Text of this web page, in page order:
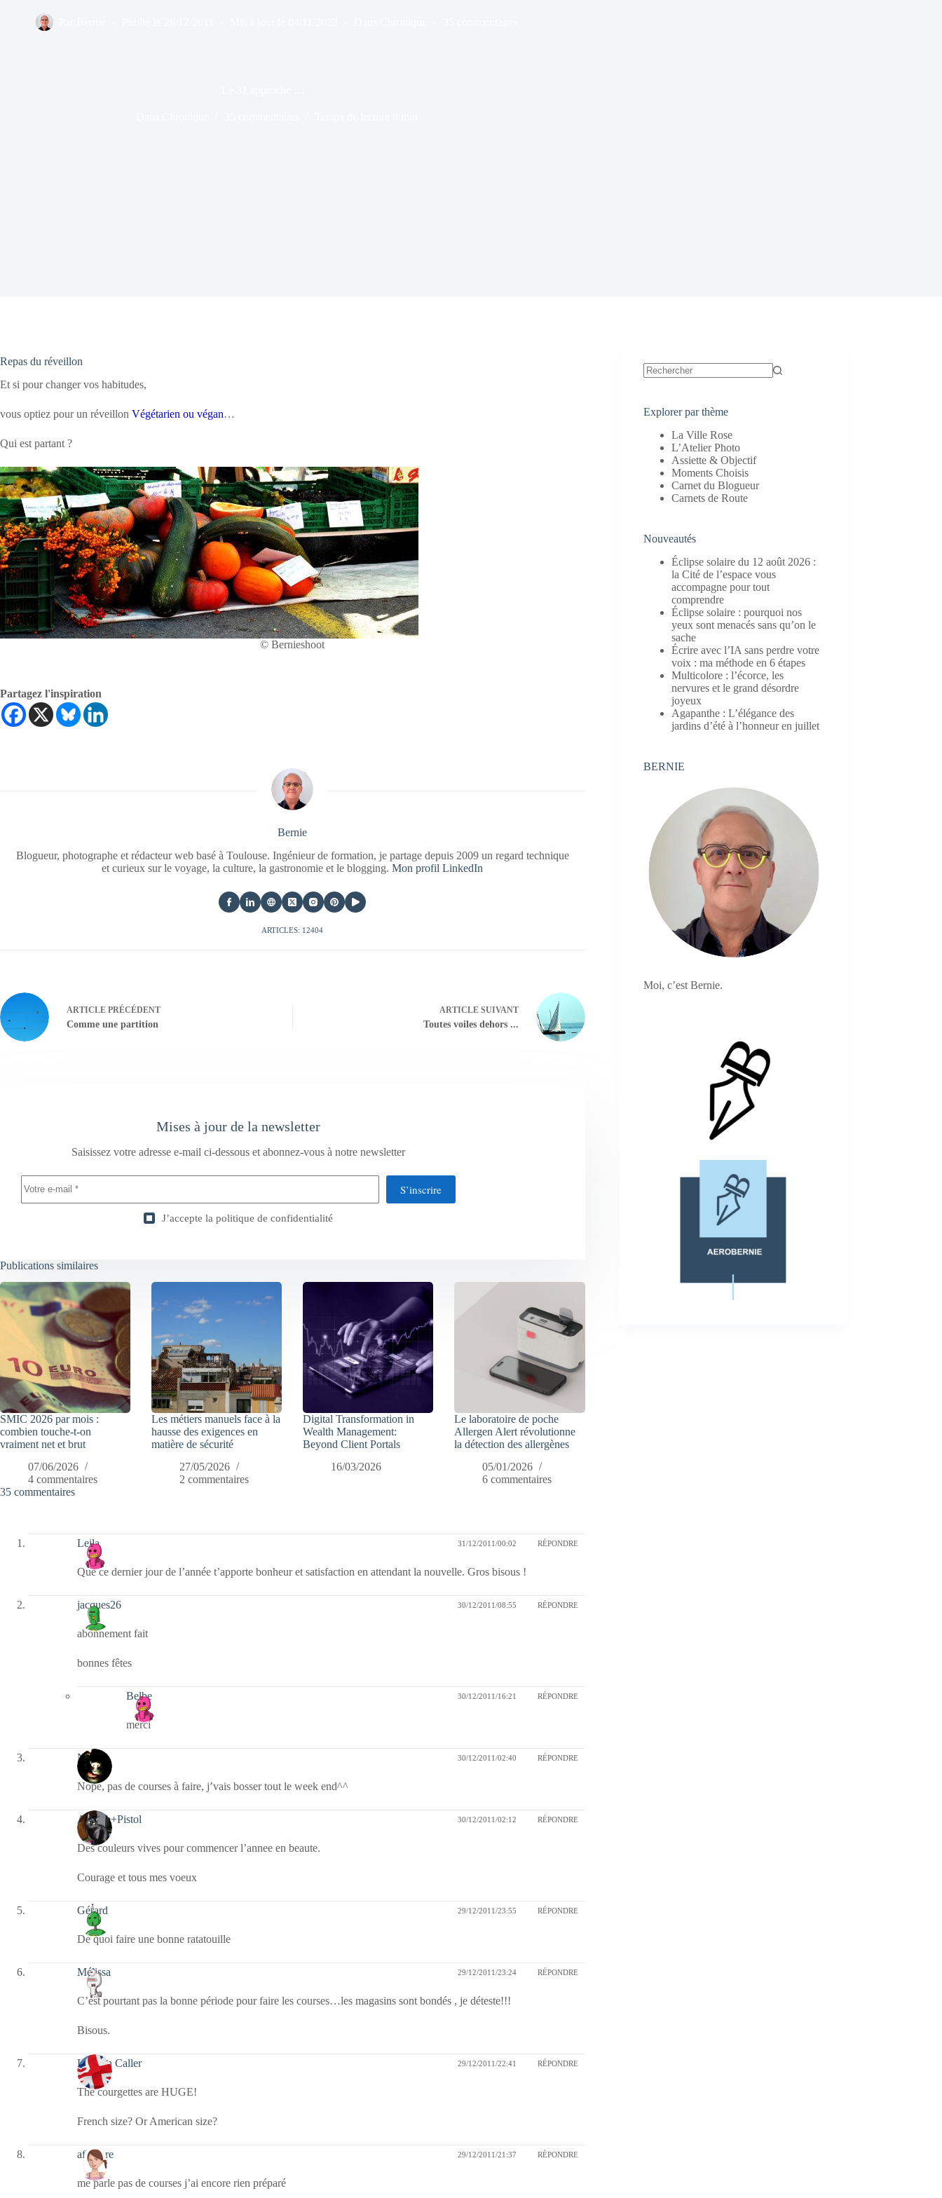
Repas du réveillon
Et si pour changer vos habitudes,
vous optiez pour un réveillon Végétarien ou végan…
Qui est partant ?
© Bernieshoot
Partagez l'inspiration
Bernie
Blogueur, photographe et rédacteur web basé à Toulouse. Ingénieur de formation, je partage depuis 2009 un regard technique
et curieux sur le voyage, la culture, la gastronomie et le blogging.Mon profil LinkedIn
ARTICLES: 12404
ARTICLE PRÉCÉDENT
Comme une partition
ARTICLESUIVANT
Toutes voiles dehors ...
Mises à jour de la newsletter
Saisissez votre adresse e-mail ci-dessous et abonnez-vous à notre newsletter
S’inscrire
J’accepte la politique de confidentialité
Publications similaires
SMIC 2026 par mois :
combien touche-t-on
vraiment net et brut
07/06/2026
4 commentaires
Les métiers manuels face à la
hausse des exigences en
matière de sécurité
27/05/2026
2 commentaires
Digital Transformation in
Wealth Management:
Beyond Client Portals
16/03/2026
Le laboratoire de poche
Allergen Alert révolutionne
la détection des allergènes
05/01/2026
6 commentaires
35 commentaires
Leila 31/12/2011/00:02 RÉPONDRE
Que ce dernier jour de l’année t’apporte bonheur et satisfaction en attendant la nouvelle. Gros bisous !
jacques26 30/12/2011/08:55 RÉPONDRE
abonnement fait
bonnes fêtes
Belbe 30/12/2011/16:21 RÉPONDRE
merci
Nova 30/12/2011/02:40 RÉPONDRE
Nope, pas de courses à faire, j’vais bosser tout le week end^^
Armide+Pistol 30/12/2011/02:12 RÉPONDRE
Des couleurs vives pour commencer l’annee en beaute.
Courage et tous mes voeux
Gérard 29/12/2011/23:55 RÉPONDRE
De quoi faire une bonne ratatouille
Mélissa 29/12/2011/23:24 RÉPONDRE
C’est pourtant pas la bonne période pour faire les courses…les magasins sont bondés , je déteste!!!
Bisous.
London Caller 29/12/2011/22:41 RÉPONDRE
The courgettes are HUGE!
French size? Or American size?
afaurore 29/12/2011/21:37 RÉPONDRE
me parle pas de courses j’ai encore rien préparé
Explorer par thème
La Ville Rose
L’Atelier Photo
Assiette & Objectif
Moments Choisis
Carnet du Blogueur
Carnets de Route
Nouveautés
Éclipse solaire du 12 août 2026 :
la Cité de l’espace vous
accompagne pour tout
comprendre
Éclipse solaire : pourquoi nos
yeux sont menacés sans qu’on le
sache
Écrire avec l’IA sans perdre votre
voix : ma méthode en 6 étapes
Multicolore : l’écorce, les
nervures et le grand désordre
joyeux
Agapanthe : L’élégance des
jardins d’été à l’honneur en juillet
BERNIE
Moi, c’est Bernie.